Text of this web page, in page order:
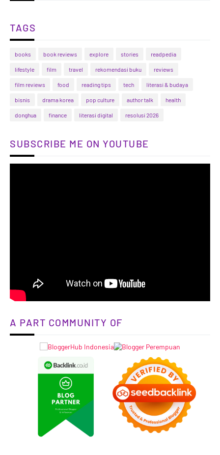
TAGS
books book reviews explore stories readpedia
lifestyle film travel rekomendasi buku reviews
film reviews food reading tips tech literasi & budaya
bisnis drama korea pop culture author talk health
donghua finance literasi digital resolusi 2026
SUBSCRIBE ME ON YOUTUBE
A PART COMMUNITY OF